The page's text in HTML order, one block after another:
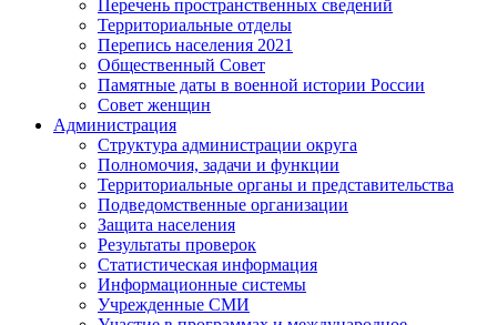
Перечень пространственных сведений
Территориальные отделы
Перепись населения 2021
Общественный Совет
Памятные даты в военной истории России
Совет женщин
Администрация
Структура администрации округа
Полномочия, задачи и функции
Территориальные органы и представительства
Подведомственные организации
Защита населения
Результаты проверок
Статистическая информация
Информационные системы
Учрежденные СМИ